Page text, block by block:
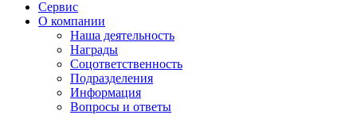
Сервис
О компании
Наша деятельность
Награды
Соцответственность
Подразделения
Информация
Вопросы и ответы